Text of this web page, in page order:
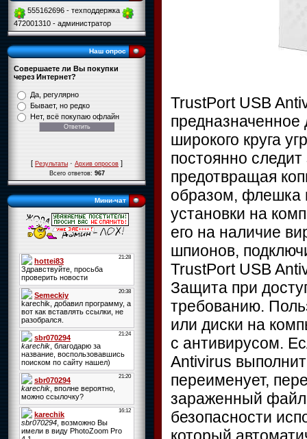
555162696 - техподдержка
472001310 - администратор
Наш опрос
Совершаете ли Вы покупки
через Интернет?
Да, регулярно
Бывает, но редко
Нет, всё покупаю офлайн
[Результаты·Архив опросов]
Всего ответов:967
Мини-чат
TrustPort USB
широкого круга
постоянно
предотвращая
образом, флешка
установки на
его на наличие
шпионов,
TrustPort USB
Защита при
требованию.
или диски на
с антивирусом.
Antivirus
переименует,
зараженный
безопасности
который